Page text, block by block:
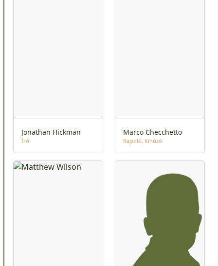
Jonathan Hickman
Író
Marco Checchetto
Rajzoló Kihúzó